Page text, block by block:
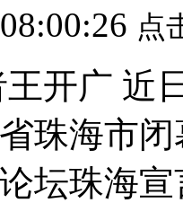
点
开广 近
珠海市
坛珠海